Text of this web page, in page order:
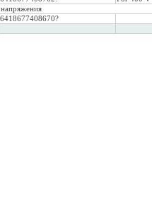
6418677408670?